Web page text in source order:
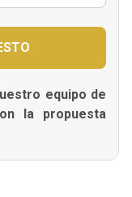
equipo de
la propuesta